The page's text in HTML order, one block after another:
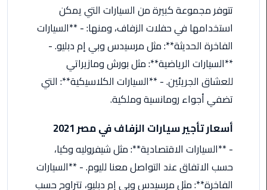
ليموزين
القاهرة
مطار
العرب
ليموزين
تتوفر مجموعة كبيرة من السيارات التي يمكن
استخدامها في حفلات الزفاف، ومنها: - **السيارات
الفاخرة الحديثة**: مثل مرسيدس وبي إم دبليو. -
**السيارات الرياضية**: مثل بورش ومازيراتي
للعشاق الجريئين. - **السيارات الكلاسيكية**: التي
تضفي أجواء رومانسية وملكية.
أسعار تأجير سيارات الزفاف في مصر 2021
- **السيارات الاقتصادية**: مثل شيفروليه وكيا،
حسب الاتفاق عند التواصل معنا لليوم. - **السيارات
الفاخرة**: مثل مرسيدس وبي إم دبليو، تتراوح حسب